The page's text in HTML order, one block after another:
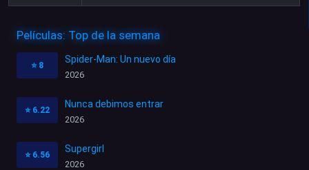
Películas: Top de la semana
⭐ 8
Spider-Man: Un nuevo día
2026
⭐ 6.22
Nunca debimos entrar
2026
⭐ 6.56
Supergirl
2026